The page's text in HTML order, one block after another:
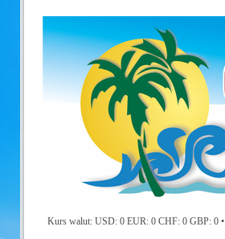
Kurs walut: USD: 0 EUR: 0 CHF: 0 GBP: 0 •